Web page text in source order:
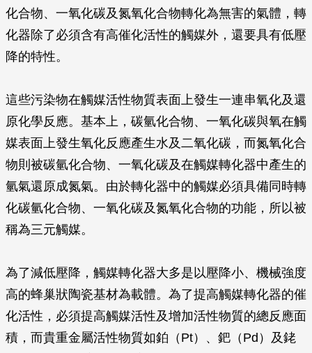
化合物、一氧化碳及氮氧化合物轉化為無害的氣體，轉
化器除了必須含有高催化活性的觸媒外，還要具有低壓
降的特性。
這些污染物在觸媒活性物質表面上發生一連串氧化及還
原化學反應。基本上，碳氫化合物、一氧化碳與氧在觸
媒表面上發生氧化反應產生水及二氧化碳，而氮氧化合
物則被碳氫化合物、一氧化碳及在觸媒轉化器中產生的
氫氣還原成氮氣。由於轉化器中的觸媒必須具備同時轉
化碳氫化合物、一氧化碳及氮氧化合物的功能，所以被
稱為三元觸媒。
為了減低壓降，觸媒轉化器大多是以壓降小、機械強度
高的蜂巢狀陶瓷基材為載體。為了提高觸媒轉化器的催
化活性，必須提高觸媒活性及增加活性物質的總反應面
積，而貴重金屬活性物質如鉑（Pt）、鈀（Pd）及銠